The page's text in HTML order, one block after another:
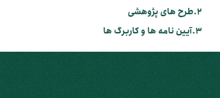
2.طرح های پژوهشی
3.آیین نامه ها و کاربرگ ها